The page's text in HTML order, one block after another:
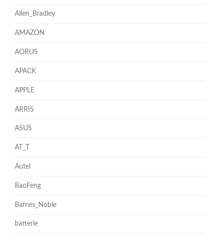
Allen_Bradley
AMAZON
AORUS
APACK
APPLE
ARRIS
ASUS
AT_T
Autel
BaoFeng
Barnes_Noble
batterie